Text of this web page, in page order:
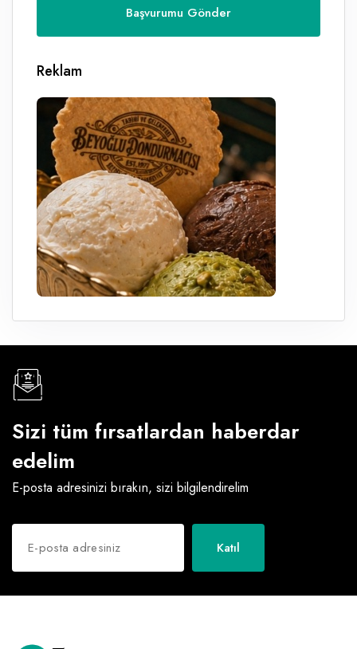
Reklam
Sizi tüm fırsatlardan haberdar
edelim
E-posta adresinizi bırakın, sizi bilgilendirelim
Katıl